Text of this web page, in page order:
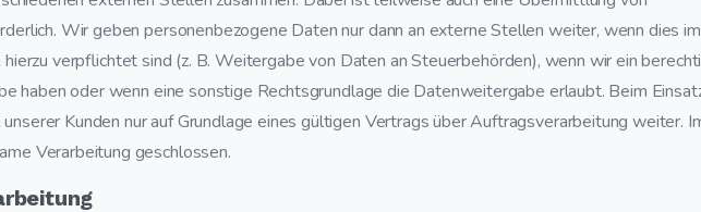
Wir geben personenbezogene Daten nur dann an externe Stellen weiter, wenn dies
verpflichtet sind (z. B. Weitergabe von Daten an Steuerbehörden), wenn wir ein
haben oder wenn eine sonstige Rechtsgrundlage die Datenweitergabe erlaubt. Beim
Kunden nur auf Grundlage eines gültigen Vertrags über Auftragsverarbeitung weiter.
Verarbeitung geschlossen.